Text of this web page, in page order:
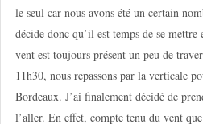
le seul car nous avons été un certain
décide donc qu’il est temps de se
vent est toujours présent un peu de
11h30, nous repassons par la verticale
Bordeaux. J’ai finalement décidé de
l’aller. En effet, compte tenu du vent